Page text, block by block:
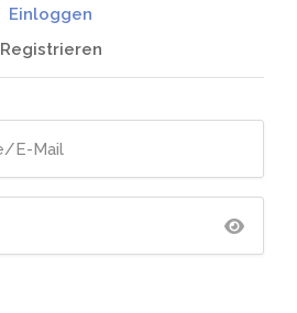
Einloggen
Registrieren